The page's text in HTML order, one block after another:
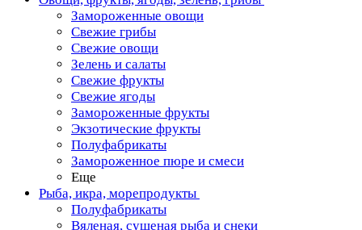
Замороженные овощи
Свежие грибы
Свежие овощи
Зелень и салаты
Свежие фрукты
Свежие ягоды
Замороженные фрукты
Экзотические фрукты
Полуфабрикаты
Замороженное пюре и смеси
Еще
Рыба, икра, морепродукты
Полуфабрикаты
Вяленая, сушеная рыба и снеки